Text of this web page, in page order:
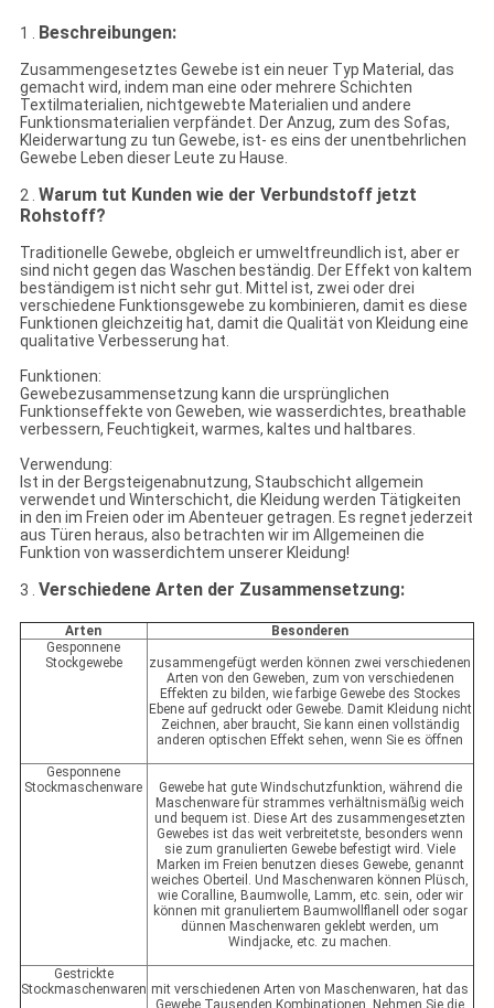
1 . Beschreibungen:
Zusammengesetztes Gewebe ist ein neuer Typ Material, das
gemacht wird, indem man eine oder mehrere Schichten
Textilmaterialien, nichtgewebte Materialien und andere
Funktionsmaterialien verpfändet. Der Anzug, zum des Sofas,
Kleiderwartung zu tun Gewebe, ist- es eins der unentbehrlichen
Gewebe Leben dieser Leute zu Hause.
2 . Warum tut Kunden wie der Verbundstoff jetzt
Rohstoff?
Traditionelle Gewebe, obgleich er umweltfreundlich ist, aber er
sind nicht gegen das Waschen beständig. Der Effekt von kaltem
beständigem ist nicht sehr gut. Mittel ist, zwei oder drei
verschiedene Funktionsgewebe zu kombinieren, damit es diese
Funktionen gleichzeitig hat, damit die Qualität von Kleidung eine
qualitative Verbesserung hat.
Funktionen:
Gewebezusammensetzung kann die ursprünglichen
Funktionseffekte von Geweben, wie wasserdichtes, breathable
verbessern, Feuchtigkeit, warmes, kaltes und haltbares.
Verwendung:
Ist in der Bergsteigenabnutzung, Staubschicht allgemein
verwendet und Winterschicht, die Kleidung werden Tätigkeiten
in den im Freien oder im Abenteuer getragen. Es regnet jederzeit
aus Türen heraus, also betrachten wir im Allgemeinen die
Funktion von wasserdichtem unserer Kleidung!
3 . Verschiedene Arten der Zusammensetzung:
Arten
Besonderen
Gesponnene
Stockgewebe
zusammengefügt werden können zwei verschiedenen
Arten von den Geweben, zum von verschiedenen
Effekten zu bilden, wie farbige Gewebe des Stockes
Ebene auf gedruckt oder Gewebe. Damit Kleidung nicht
Zeichnen, aber braucht, Sie kann einen vollständig
anderen optischen Effekt sehen, wenn Sie es öffnen
Gesponnene
Stockmaschenware
Gewebe hat gute Windschutzfunktion, während die
Maschenware für strammes verhältnismäßig weich
und bequem ist. Diese Art des zusammengesetzten
Gewebes ist das weit verbreitetste, besonders wenn
sie zum granulierten Gewebe befestigt wird. Viele
Marken im Freien benutzen dieses Gewebe, genannt
weiches Oberteil. Und Maschenwaren können Plüsch,
wie Coralline, Baumwolle, Lamm, etc. sein, oder wir
können mit granuliertem Baumwollflanell oder sogar
dünnen Maschenwaren geklebt werden, um
Windjacke, etc. zu machen.
Gestrickte
Stockmaschenwaren mit verschiedenen Arten von Maschenwaren, hat das